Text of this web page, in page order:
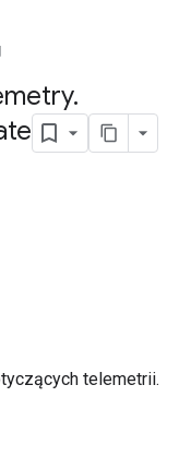
.
telemetrii.